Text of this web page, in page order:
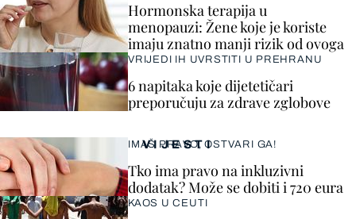
VIJESTI
IMAŠ PRAVO, OSTVARI GA!
Tko ima pravo na inkluzivni
dodatak? Može se dobiti i 720 eura
KAOS U CEUTI
Hormonska terapija u
menopauzi: Žene koje je koriste
imaju znatno manji rizik od ovoga
VRIJEDI IH UVRSTITI U PREHRANU
6 napitaka koje dijetetičari
preporučuju za zdrave zglobove